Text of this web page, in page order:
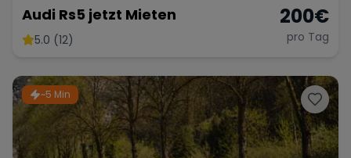
Audi Rs5 jetzt Mieten
5.0 (12)
200€
pro Tag
~5 Min